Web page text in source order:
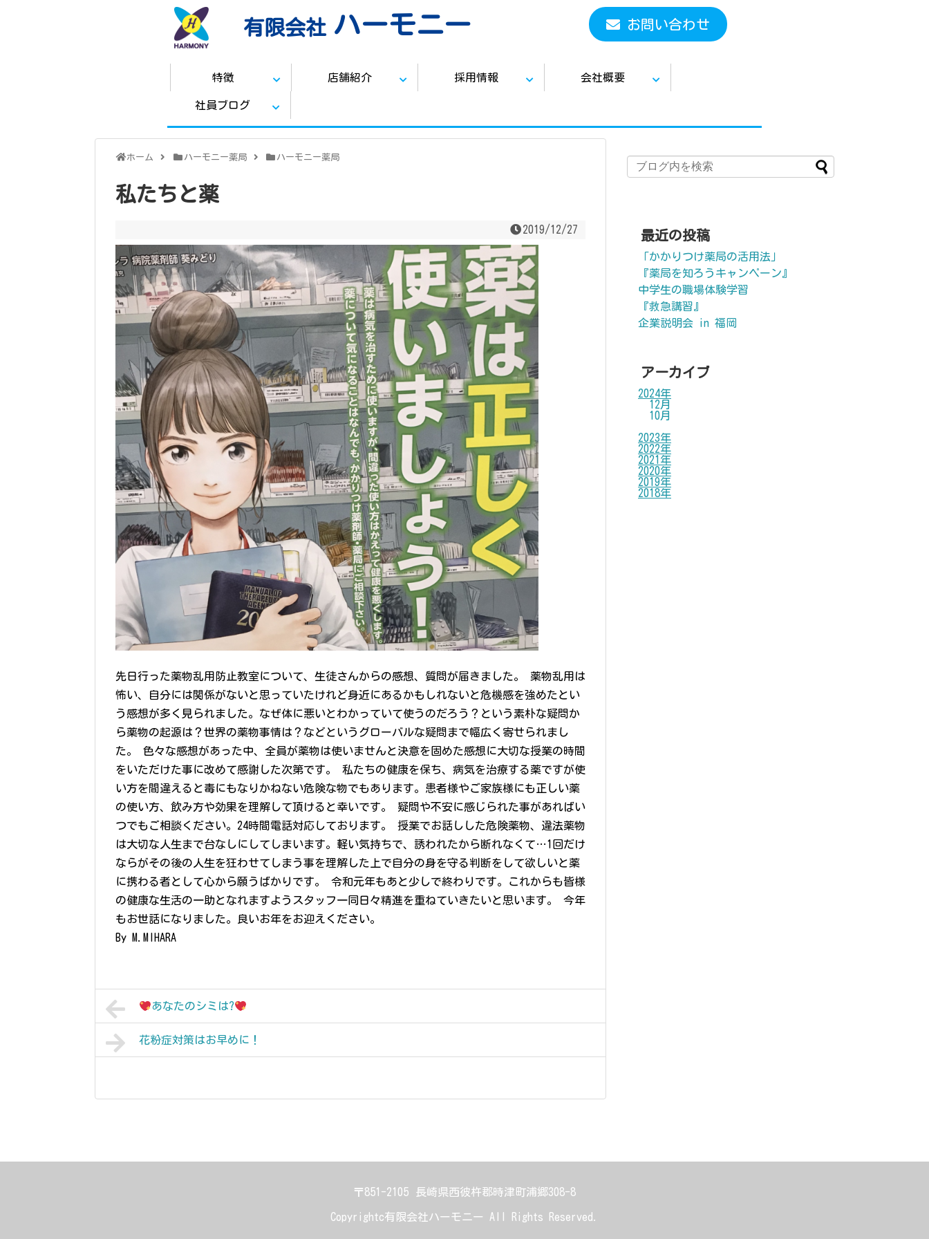
有限会社 ハーモニー お問い合わせ
特徴 店舗紹介 採用情報 会社概要
社員ブログ
ホーム ハーモニー薬局 ハーモニー薬局
私たちと薬
2019/12/27
先日行った薬物乱用防止教室について、生徒さんからの感想、質問が届きました。 薬物乱用は
怖い、自分には関係がないと思っていたけれど身近にあるかもしれないと危機感を強めたとい
う感想が多く見られました。なぜ体に悪いとわかっていて使うのだろう？という素朴な疑問か
ら薬物の起源は？世界の薬物事情は？などというグローバルな疑問まで幅広く寄せられまし
た。 色々な感想があった中、全員が薬物は使いませんと決意を固めた感想に大切な授業の時間
をいただけた事に改めて感謝した次第です。 私たちの健康を保ち、病気を治療する薬ですが使
い方を間違えると毒にもなりかねない危険な物でもあります。患者様やご家族様にも正しい薬
の使い方、飲み方や効果を理解して頂けると幸いです。 疑問や不安に感じられた事があればい
つでもご相談ください。24時間電話対応しております。 授業でお話しした危険薬物、違法薬物
は大切な人生まで台なしにしてしまいます。軽い気持ちで、誘われたから断れなくて…1回だけ
ならがその後の人生を狂わせてしまう事を理解した上で自分の身を守る判断をして欲しいと薬
に携わる者として心から願うばかりです。 令和元年もあと少しで終わりです。これからも皆様
の健康な生活の一助となれますようスタッフ一同日々精進を重ねていきたいと思います。 今年
もお世話になりました。良いお年をお迎えください。
By M.MIHARA
あなたのシミは?
花粉症対策はお早めに！
最近の投稿
「かかりつけ薬局の活用法」
『薬局を知ろうキャンペーン』
中学生の職場体験学習
『救急講習』
企業説明会 in 福岡
アーカイブ
2024年
12月
10月
2023年
2022年
2021年
2020年
2019年
2018年
〒851-2105 長崎県西彼杵郡時津町浦郷308-8
Copyrightc有限会社ハーモニー All Rights Reserved.